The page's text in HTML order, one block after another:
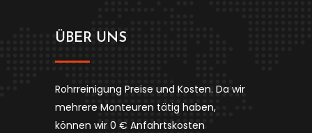
ÜBER UNS
Rohrreinigung Preise und Kosten. Da wir
mehrere Monteuren tätig haben,
können wir 0 € Anfahrtskosten